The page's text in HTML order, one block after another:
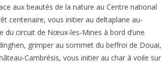
aux beautés de la nature au Centre national
centenaire, vous initier au deltaplane au-
du circuit de Nœux-les-Mines à bord d’une
grimper au sommet du beffroi de Douai,
Cambrésis, vous initier au char à voile sur